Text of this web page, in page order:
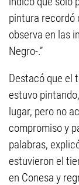
pintura recordó
observa en las
Negro-.”
Destacó que el
estuvo
lugar, pero no
compromiso y
palabras,
estuvieron el
en Conesa y